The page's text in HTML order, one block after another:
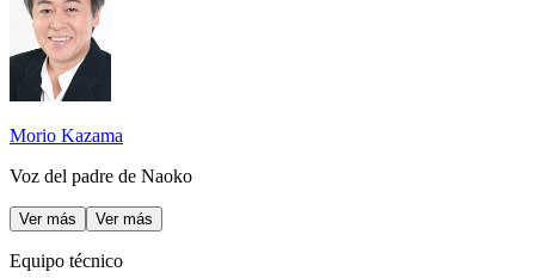
Morio Kazama
Voz del padre de Naoko
Ver más Ver más
Equipo técnico